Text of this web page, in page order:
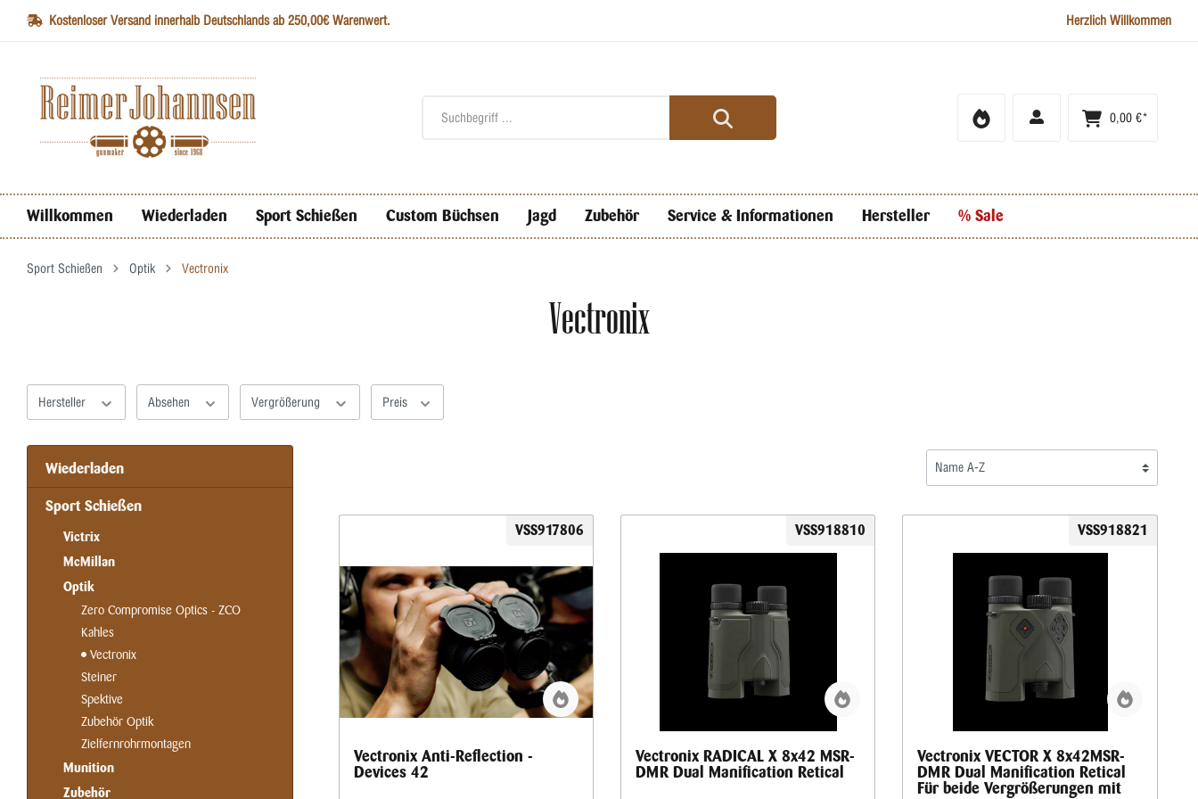
Kostenloser Versand innerhalb Deutschlands ab 250,00€ Warenwert. Herzlich Willkommen
0,00 €*
Willkommen Wiederladen Sport Schießen Custom Büchsen Jagd Zubehör Service & Informationen Hersteller % Sale
Sport Schießen Optik Vectronix
Vectronix
Hersteller Absehen Vergrößerung Preis
Wiederladen
Sport Schießen
Victrix
McMillan
Optik
Zero Compromise Optics - ZCO
Kahles
Vectronix
Steiner
Spektive
Zubehör Optik
Zielfernrohrmontagen
Munition
Zubehör
VSS917806
Vectronix Anti-Reflection -
Devices 42
VSS918810
Vectronix RADICAL X 8x42 MSR-
DMR Dual Manification Retical
VSS918821
Vectronix VECTOR X 8x42MSR-
DMR Dual Manification Retical
Für beide Vergrößerungen mit